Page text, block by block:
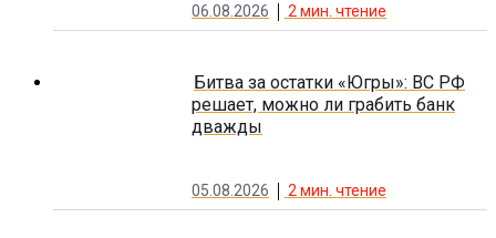
06.08.2026 2 мин. чтение
Битва за остатки «Югры»: ВС РФ
решает, можно ли грабить банк
дважды
05.08.2026 2мин. чтение